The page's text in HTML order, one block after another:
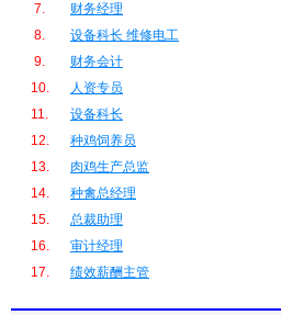
7.
财务经理
8.
设备科长 维修电工
9.
财务会计
10.
人资专员
11.
设备科长
12.
种鸡饲养员
13.
肉鸡生产总监
14.
种禽总经理
15.
总裁助理
16.
审计经理
17.
绩效薪酬主管